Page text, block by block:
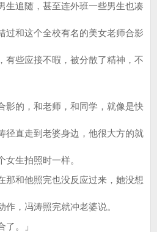
生追随，甚至连外班一些男生也凑
过和这个全校有名的美女老师合影
有些应接不暇，被分散了精神，不
的，和老师，和同学，就像是快
径直走到老婆身边，他很大方的就
生拍照时一样。
和他照完也没反应过来，她没想
，冯涛照完就冲老婆说。
。」